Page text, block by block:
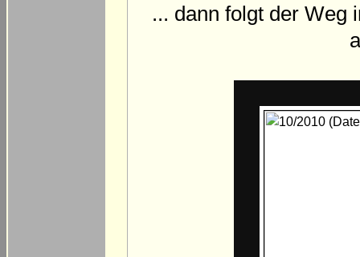
... dann folgt der Weg